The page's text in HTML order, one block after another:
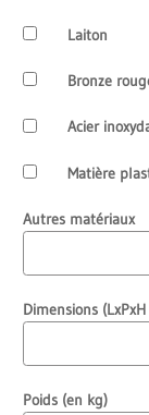
Laiton
Bronze
Acier
Matière
Autres matériaux
Dimensions
Poids (en kg)